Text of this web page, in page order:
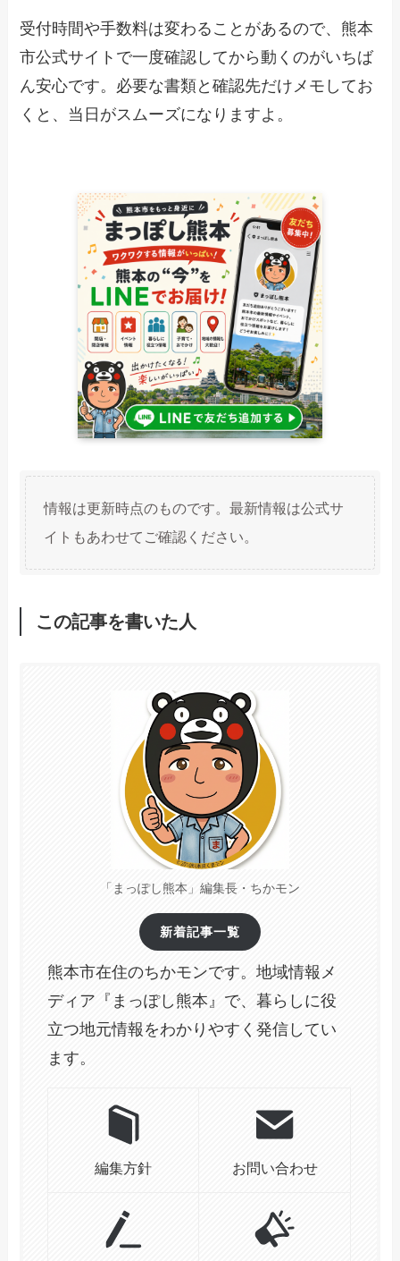
受付時間や手数料は変わることがあるので、熊本
市公式サイトで一度確認してから動くのがいちば
ん安心です。必要な書類と確認先だけメモしてお
くと、当日がスムーズになりますよ。
情報は更新時点のものです。最新情報は公式サ
イトもあわせてご確認ください。
この記事を書いた人
「まっぽし熊本」編集長・ちかモン
新着記事一覧
熊本市在住のちかモンです。地域情報メ
ディア『まっぽし熊本』で、暮らしに役
立つ地元情報をわかりやすく発信してい
ます。
編集方針 お問い合わせ